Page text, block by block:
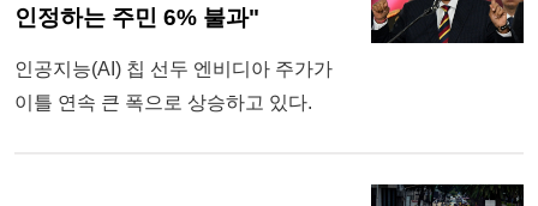
인정하는 주민 6% 불과"
인공지능(AI) 칩 선두 엔비디아 주가가
이틀 연속 큰 폭으로 상승하고 있다.